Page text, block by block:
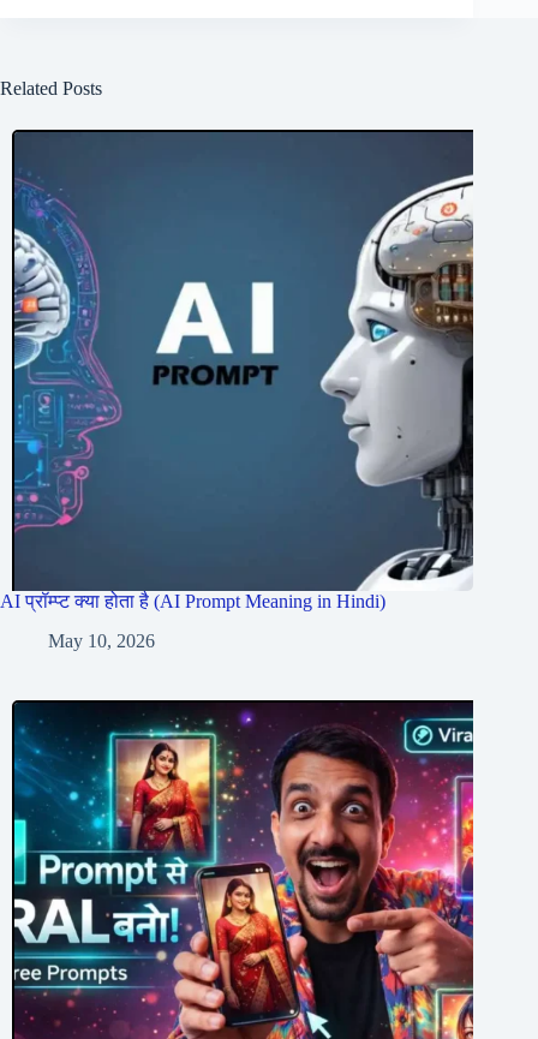
Related Posts
AI प्रॉम्प्ट क्या होता है (AI Prompt Meaning in Hindi)
May 10, 2026